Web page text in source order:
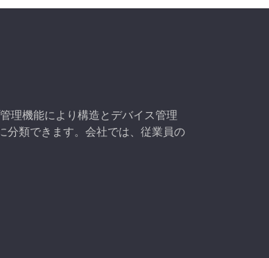
理機能により構造とデバイス管理
分類できます。会社では、従業員の